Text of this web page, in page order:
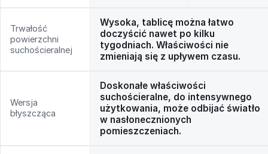
Trwałość
powierzchni
suchościeralnej
Wysoka, tablicę można łatwo
doczyścić nawet po kilku
tygodniach. Właściwości nie
zmieniają się z upływem czasu.
Wersja
błyszcząca
Doskonałe właściwości
suchościeralne, do intensywnego
użytkowania, może odbijać światło
w nasłonecznionych
pomieszczeniach.